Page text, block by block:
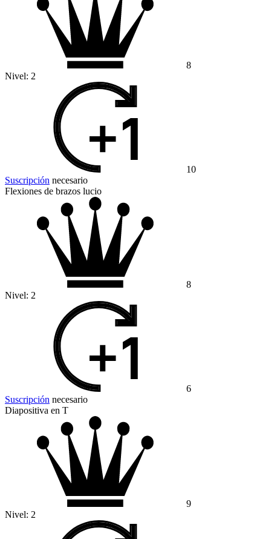
8
Nivel: 2
10
Suscripción necesario
Flexiones de brazos lucio
8
Nivel: 2
6
Suscripción necesario
Diapositiva en T
9
Nivel: 2